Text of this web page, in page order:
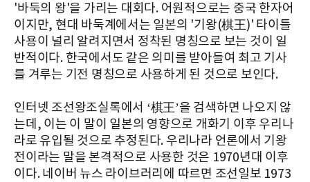
'바둑의 왕'을 가리는 대회다. 어원적으로는 중국 한자어
이지만, 현대 바둑계에서는 일본의 '기왕(棋王)' 타이틀
사용이 널리 알려지면서 정착된 명칭으로 보는 것이 일
반적이다. 한국에서도 같은 의미를 받아들여 최고 기사
를 겨루는 기전 명칭으로 사용하게 된 것으로 보인다.
인터넷 조선왕조실록에서 ‘棋王’을 검색하면 나오지 않
는데, 이는 이 말이 일본의 영향으로 개화기 이후 우리나
라로 유입될 것으로 추정된다. 우리나라 언론에서 기왕
전이라는 말을 본격적으로 사용한 것은 1970년대 이후
이다. 네이버 뉴스 라이브러리에 따르면 조선일보 1973